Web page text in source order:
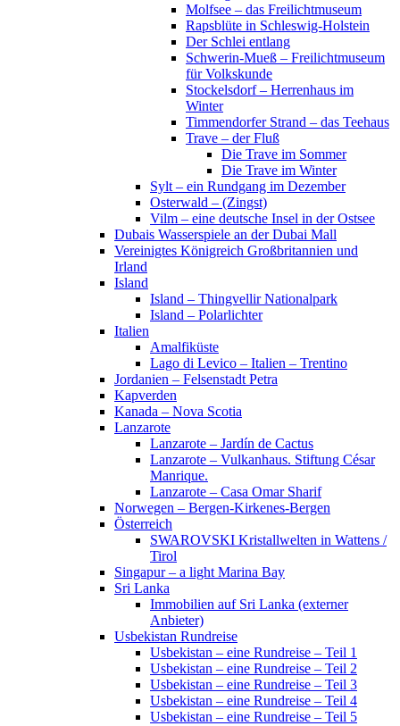
Molfsee – das Freilichtmuseum
Rapsblüte in Schleswig-Holstein
Der Schlei entlang
Schwerin-Mueß – Freilichtmuseum
für Volkskunde
Stockelsdorf – Herrenhaus im
Winter
Timmendorfer Strand – das Teehaus
Trave – der Fluß
Die Trave im Sommer
Die Trave im Winter
Sylt – ein Rundgang im Dezember
Osterwald – (Zingst)
Vilm – eine deutsche Insel in der Ostsee
Dubais Wasserspiele an der Dubai Mall
Vereinigtes Königreich Großbritannien und
Irland
Island
Island – Thingvellir Nationalpark
Island – Polarlichter
Italien
Amalfiküste
Lago di Levico – Italien – Trentino
Jordanien – Felsenstadt Petra
Kapverden
Kanada – Nova Scotia
Lanzarote
Lanzarote – Jardín de Cactus
Lanzarote – Vulkanhaus. Stiftung César
Manrique.
Lanzarote – Casa Omar Sharif
Norwegen – Bergen-Kirkenes-Bergen
Österreich
SWAROVSKI Kristallwelten in Wattens /
Tirol
Singapur – a light Marina Bay
Sri Lanka
Immobilien auf Sri Lanka (externer
Anbieter)
Usbekistan Rundreise
Usbekistan – eine Rundreise – Teil 1
Usbekistan – eine Rundreise – Teil 2
Usbekistan – eine Rundreise – Teil 3
Usbekistan – eine Rundreise – Teil 4
Usbekistan – eine Rundreise – Teil 5